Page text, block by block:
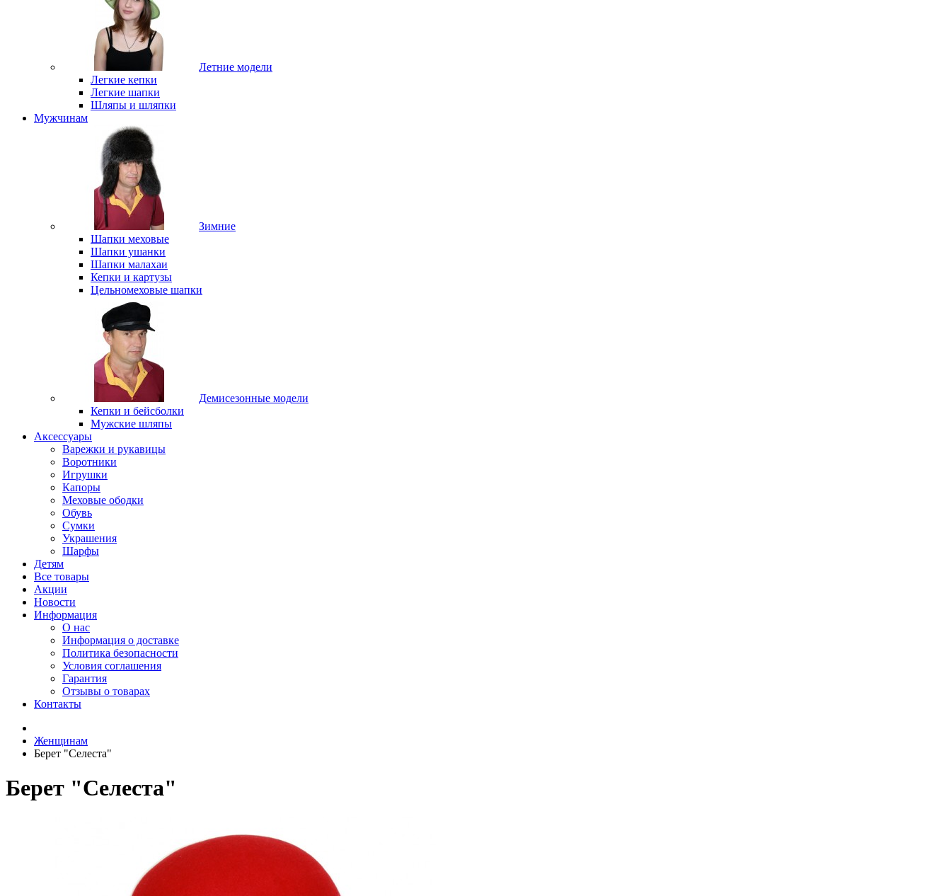
Летние модели
Легкие кепки
Легкие шапки
Шляпы и шляпки
Мужчинам
Зимние
Шапки меховые
Шапки ушанки
Шапки малахаи
Кепки и картузы
Цельномеховые шапки
Демисезонные модели
Кепки и бейсболки
Мужские шляпы
Аксессуары
Варежки и рукавицы
Воротники
Игрушки
Капоры
Меховые ободки
Обувь
Сумки
Украшения
Шарфы
Детям
Все товары
Акции
Новости
Информация
О нас
Информация о доставке
Политика безопасности
Условия соглашения
Гарантия
Отзывы о товарах
Контакты
Женщинам
Берет "Селеста"
Берет "Селеста"